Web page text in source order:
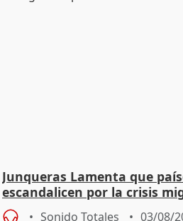
Junqueras Lamenta que
escandalicen por la crisis
Sonido Totales 03/08/